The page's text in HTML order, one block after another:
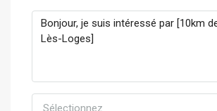
Sélectionnez